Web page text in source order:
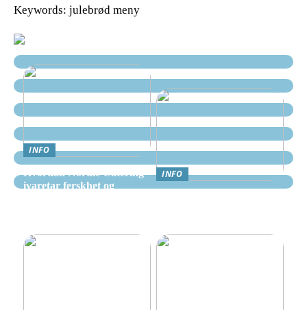
Keywords: julebrød meny
INFO
Hvordan Nordic Catering
ivaretar ferskhet og
INFO